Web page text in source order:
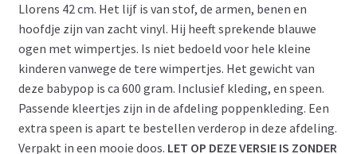
Llorens 42 cm. Het lijf is van stof, de armen, benen en
hoofdje zijn van zacht vinyl. Hij heeft sprekende blauwe
ogen met wimpertjes. Is niet bedoeld voor hele kleine
kinderen vanwege de tere wimpertjes. Het gewicht van
deze babypop is ca 600 gram. Inclusief kleding, en speen.
Passende kleertjes zijn in de afdeling poppenkleding. Een
extra speen is apart te bestellen verderop in deze afdeling.
Verpakt in een mooie doos. LET OP DEZE VERSIE IS ZONDER